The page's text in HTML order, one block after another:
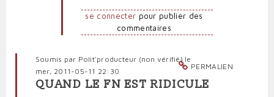
se connecter pour publier des
commentaires
PERMALIEN
Soumis par Polit'producteur (non vérifié) le
mer, 2011-05-11 22:30
QUAND LE FN EST RIDICULE